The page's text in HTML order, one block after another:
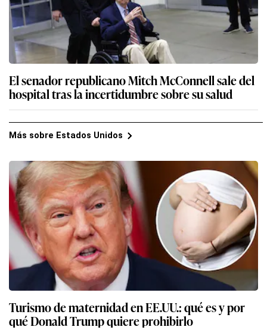
El senador republicano Mitch McConnell sale del
hospital tras la incertidumbre sobre su salud
Más sobre Estados Unidos
Turismo de maternidad en EE.UU.: qué es y por
qué Donald Trump quiere prohibirlo